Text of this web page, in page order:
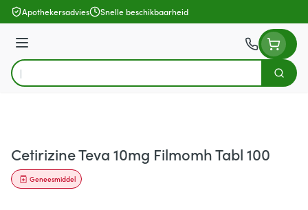
Ga naar de inhoud
Apothekersadvies Snelle beschikbaarheid
Menu
Product, merk, categorie...
Zoek
Cetirizine Teva 10mg Filmomh Tabl 100
Geneesmiddel